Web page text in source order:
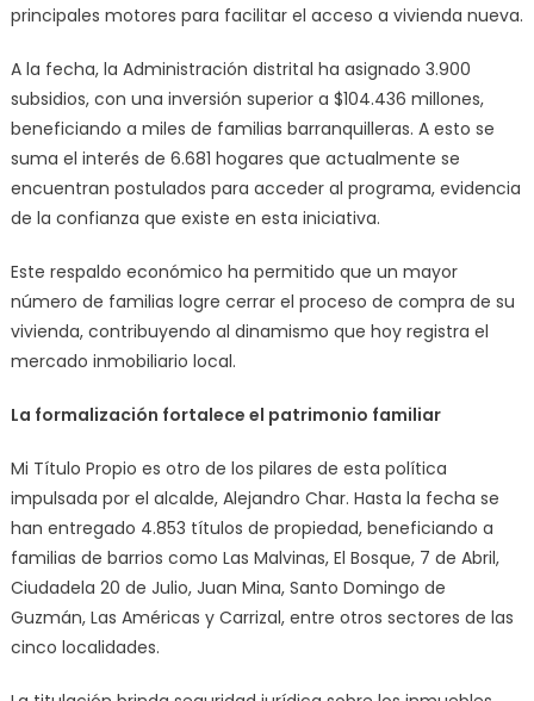
principales motores para facilitar el acceso a vivienda nueva.
A la fecha, la Administración distrital ha asignado 3.900
subsidios, con una inversión superior a $104.436 millones,
beneficiando a miles de familias barranquilleras. A esto se
suma el interés de 6.681 hogares que actualmente se
encuentran postulados para acceder al programa, evidencia
de la confianza que existe en esta iniciativa.
Este respaldo económico ha permitido que un mayor
número de familias logre cerrar el proceso de compra de su
vivienda, contribuyendo al dinamismo que hoy registra el
mercado inmobiliario local.
La formalización fortalece el patrimonio familiar
Mi Título Propio es otro de los pilares de esta política
impulsada por el alcalde, Alejandro Char. Hasta la fecha se
han entregado 4.853 títulos de propiedad, beneficiando a
familias de barrios como Las Malvinas, El Bosque, 7 de Abril,
Ciudadela 20 de Julio, Juan Mina, Santo Domingo de
Guzmán, Las Américas y Carrizal, entre otros sectores de las
cinco localidades.